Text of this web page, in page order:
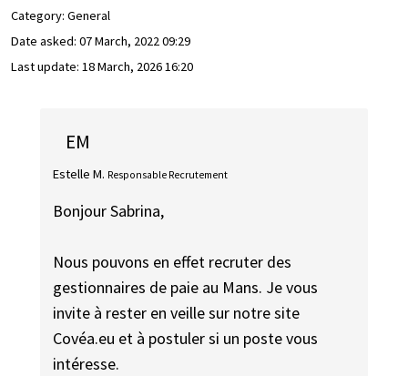
Category: General
Date asked: 07 March, 2022 09:29
Last update: 18 March, 2026 16:20
EM
Estelle M. Responsable Recrutement
Bonjour Sabrina,
Nous pouvons en effet recruter des
gestionnaires de paie au Mans. Je vous
invite à rester en veille sur notre site
Covéa.eu et à postuler si un poste vous
intéresse.